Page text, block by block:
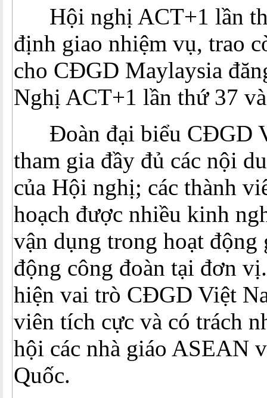
Hội nghị ACT+1 lần
định giao nhiệm vụ, trao
cho CĐGD Maylaysia
Nghị ACT+1 lần thứ 37
Đoàn đại biểu CĐGD
tham gia đầy đủ các nội
của Hội nghị; các thành
hoạch được nhiều kinh
vận dụng trong hoạt động
động công đoàn tại đơn
hiện vai trò CĐGD Việt
viên tích cực và có trách
hội các nhà giáo ASEAN
Quốc.